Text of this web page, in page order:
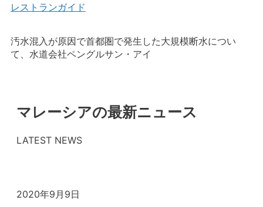
レストランガイド
汚水混入が原因で首都圏で発生した大規模断水につい
て、水道会社ペングルサン・アイ
マレーシアの最新ニュース
LATEST NEWS
2020年9月9日